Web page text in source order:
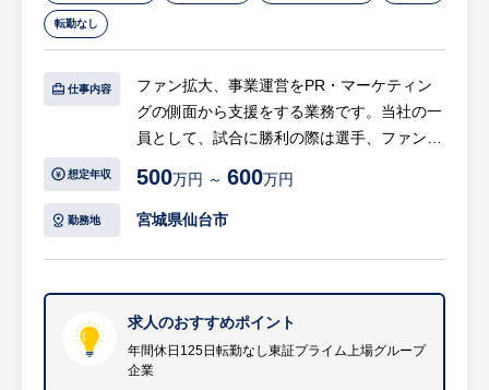
込まれる事業に携われるところが魅力です。
本ポジションではとりわけ、
・ 上流工程から品質に関与：テスト実行だ
けでなく「何をどう検証するか」を設計する
・ グローバル開発に直接関われる：海外の
開発チームと日常的に連携し、仕様検討や改
・ 日本初の専任ポジション：立ち上げフェ
にも主体的に関われる環境です。
※詳細は面談時にお伝えします
20時間程度（繁閑あり）です。
※詳細は面談時にお伝えします
【企業の特徴】
当社は、東証プライム市場に上場している半
戦する」という企業理念を掲げ、日本の高度
な技術力で半導体分野における様々なブレー
で、シリコンウェーハ再生業界で世界シェア
はナンバーワン。就業環境でもナンバーワン
を目指しています。
転勤なし
仕事内容
ファン拡大、事業運営をPR・マーケティン
グの側面から支援をする業務です。当社の一
員として、試合に勝利の際は選手、ファン、
実感を持てるポジションです。
・アンケート、ユーザーインタビュー等のリ
サーチ
・社内指標等モニタリングレポート整備
・戦略に基づいたシナリオ設計、運用
想定年収 500万円 ～ 600万円
勤務地 宮城県仙台市
求人のおすすめポイント
年間休日125日転勤なし東証プライム上場グループ
企業